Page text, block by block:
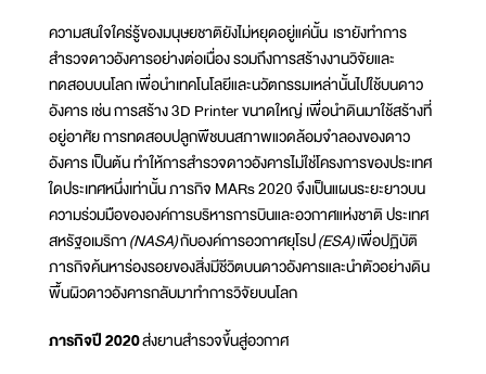
ความสนใจใคร่รู้ของมนุษยชาติยังไม่หยุดอยู่แค่นั้น เรายังทำการ
สำรวจดาวอังคารอย่างต่อเนื่อง รวมถึงการสร้างงานวิจัยและ
ทดสอบบนโลก เพื่อนำเทคโนโลยีและนวัตกรรมเหล่านั้นไปใช้บนดาว
อังคาร เช่น การสร้าง 3D Printer ขนาดใหญ่ เพื่อนำดินมาใช้สร้างที่
อยู่อาศัย การทดสอบปลูกพืชบนสภาพแวดล้อมจำลองของดาว
อังคาร เป็นต้น ทำให้การสำรวจดาวอังคารไม่ใช่โครงการของประเทศ
ใดประเทศหนึ่งเท่านั้น ภารกิจ MARs 2020 จึงเป็นแผนระยะยาวบน
ความร่วมมือขององค์การบริหารการบินและอวกาศแห่งชาติ ประเทศ
สหรัฐอเมริกา(NASA)กับองค์การอวกาศยุโรป(ESA)เพื่อปฏิบัติ
ภารกิจค้นหาร่องรอยของสิ่งมีชีวิตบนดาวอังคารและนำตัวอย่างดิน
พื้นผิวดาวอังคารกลับมาทำการวิจัยบนโลก
ภารกิจปี 2020ส่งยานสำรวจขึ้นสู่อวกาศ